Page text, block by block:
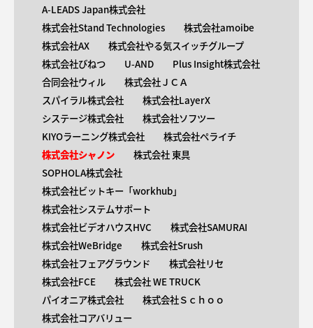
A-LEADS Japan株式会社
株式会社Stand Technologies
株式会社amoibe
株式会社AX
株式会社やる気スイッチグループ
株式会社びねつ
U-AND
Plus Insight株式会社
合同会社ウィル
株式会社ＪＣＡ
スパイラル株式会社
株式会社LayerX
システージ株式会社
株式会社ソフツー
KIYOラーニング株式会社
株式会社ペライチ
株式会社シャノン
株式会社 東具
SOPHOLA株式会社
株式会社ビットキー「workhub」
株式会社システムサポート
株式会社ビデオハウスHVC
株式会社SAMURAI
株式会社WeBridge
株式会社Srush
株式会社フェアグラウンド
株式会社リセ
株式会社FCE
株式会社 WE TRUCK
パイオニア株式会社
株式会社Ｓｃｈｏｏ
株式会社コアバリュー